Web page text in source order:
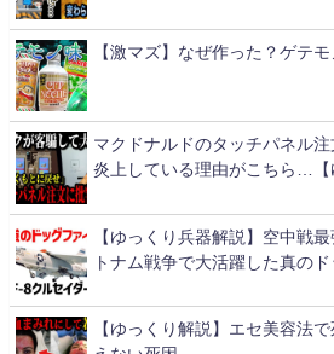
【激マズ】なぜ作った？ゲテ
マクドナルドのタッチパネル
炎上している理由がこちら…【
【ゆっくり兵器解説】空中戦
トナム戦争で大活躍した真の
【ゆっくり解説】エセ美容法